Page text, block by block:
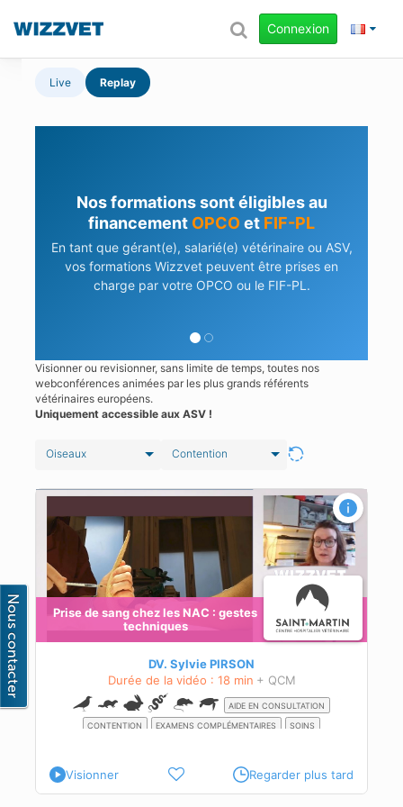
Connexion
Live Replay
Nos formations sont éligibles au
financement OPCOet FIF-PL
En tant que gérant(e), salarié(e) vétérinaire ou ASV,
vos formations Wizzvet peuvent être prises en
charge par votre OPCO ou le FIF-PL.
Visionner ou revisionner, sans limite de temps, toutes nos
webconférences animées par les plus grands référents
vétérinaires européens.
Uniquement accessible aux ASV !
Oiseaux Contention
Prise de sang chez les NAC : gestes
techniques
DV. Sylvie PIRSON
Durée de la vidéo : 18 min + QCM
AIDE EN CONSULTATION
CONTENTION
EXAMENS COMPLÉMENTAIRES SOINS
Visionner Regarder plus tard